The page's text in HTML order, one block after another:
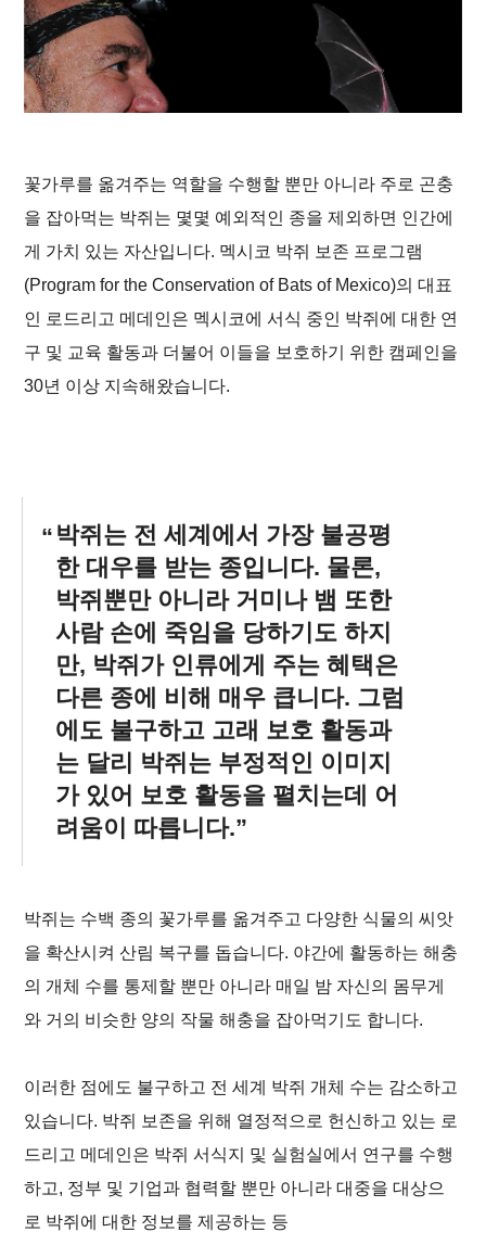
꽃가루를 옮겨주는 역할을 수행할 뿐만 아니라 주로 곤충
을 잡아먹는 박쥐는 몇몇 예외적인 종을 제외하면 인간에
게 가치 있는 자산입니다. 멕시코 박쥐 보존 프로그램
(Program for the Conservation of Bats of Mexico)의 대표
인 로드리고 메데인은 멕시코에 서식 중인 박쥐에 대한 연
구 및 교육 활동과 더불어 이들을 보호하기 위한 캠페인을
30년 이상 지속해왔습니다.
박쥐는 전 세계에서 가장 불공평
한 대우를 받는 종입니다. 물론,
박쥐뿐만 아니라 거미나 뱀 또한
사람 손에 죽임을 당하기도 하지
만, 박쥐가 인류에게 주는 혜택은
다른 종에 비해 매우 큽니다. 그럼
에도 불구하고 고래 보호 활동과
는 달리 박쥐는 부정적인 이미지
가 있어 보호 활동을 펼치는데 어
려움이 따릅니다.
박쥐는 수백 종의 꽃가루를 옮겨주고 다양한 식물의 씨앗
을 확산시켜 산림 복구를 돕습니다. 야간에 활동하는 해충
의 개체 수를 통제할 뿐만 아니라 매일 밤 자신의 몸무게
와 거의 비슷한 양의 작물 해충을 잡아먹기도 합니다.
이러한 점에도 불구하고 전 세계 박쥐 개체 수는 감소하고
있습니다. 박쥐 보존을 위해 열정적으로 헌신하고 있는 로
드리고 메데인은 박쥐 서식지 및 실험실에서 연구를 수행
하고, 정부 및 기업과 협력할 뿐만 아니라 대중을 대상으
로 박쥐에 대한 정보를 제공하는 등